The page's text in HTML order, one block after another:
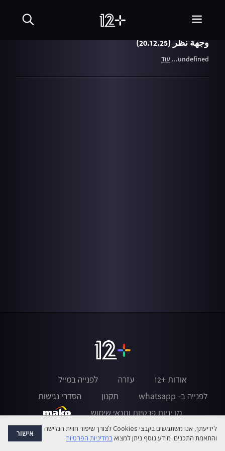
פרספקטיבה
وجهة نظر (20.12.25)
undefined... עוד
אודות +12 עזרה
לפנייה במייל
לפנייה ב- whatsapp
תקנון
הסדרי נגישות
מדיניות פרטיות ותנאי שימוש
לידיעתך, אנו משתמשים בקבצי Cookies לצורך שיפור חווית הגלישה
והתאמת התכנים. מידע נוסף ניתן למצואבמדיניות הפרטיות אישור